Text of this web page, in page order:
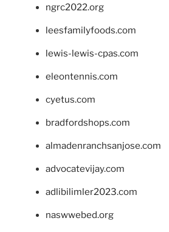
ngrc2022.org
leesfamilyfoods.com
lewis-lewis-cpas.com
eleontennis.com
cyetus.com
bradfordshops.com
almadenranchsanjose.com
advocatevijay.com
adlibilimler2023.com
naswwebed.org